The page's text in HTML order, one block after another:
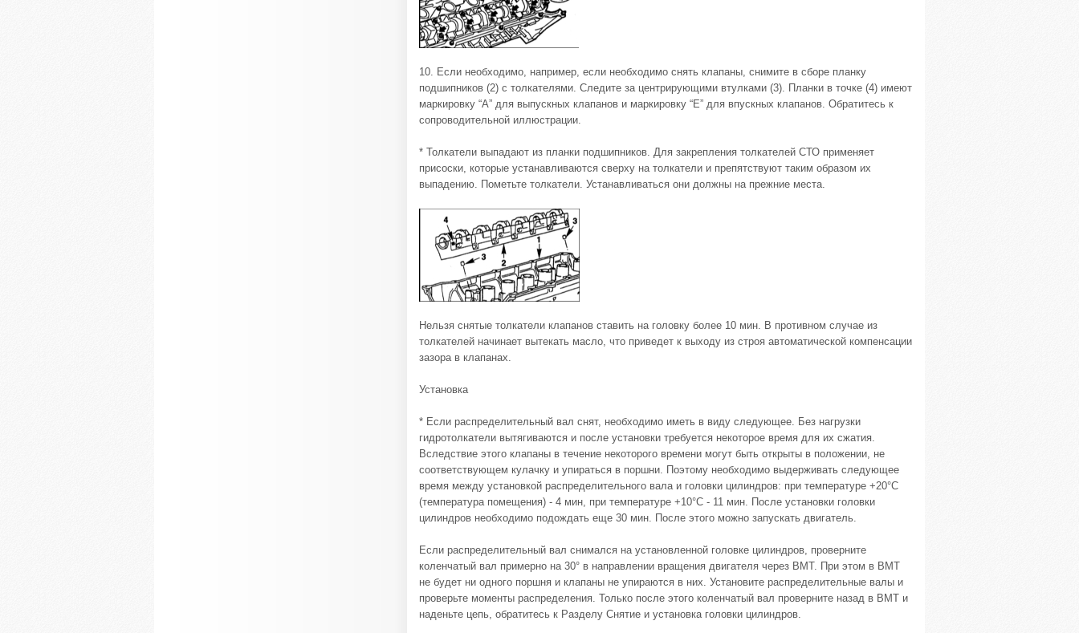
10. Если необходимо, например, если необходимо снять клапаны, снимите в сборе планку
подшипников (2) с толкателями. Следите за центрирующими втулками (3). Планки в точке (4) имеют
маркировку “А” для выпускных клапанов и маркировку “Е” для впускных клапанов. Обратитесь к
сопроводительной иллюстрации.
* Толкатели выпадают из планки подшипников. Для закрепления толкателей СТО применяет
присоски, которые устанавливаются сверху на толкатели и препятствуют таким образом их
выпадению. Пометьте толкатели. Устанавливаться они должны на прежние места.
Нельзя снятые толкатели клапанов ставить на головку более 10 мин. В противном случае из
толкателей начинает вытекать масло, что приведет к выходу из строя автоматической компенсации
зазора в клапанах.
Установка
* Если распределительный вал снят, необходимо иметь в виду следующее. Без нагрузки
гидротолкатели вытягиваются и после установки требуется некоторое время для их сжатия.
Вследствие этого клапаны в течение некоторого времени могут быть открыты в положении, не
соответствующем кулачку и упираться в поршни. Поэтому необходимо выдерживать следующее
время между установкой распределительного вала и головки цилиндров: при температуре +20°С
(температура помещения) - 4 мин, при температуре +10°С - 11 мин. После установки головки
цилиндров необходимо подождать еще 30 мин. После этого можно запускать двигатель.
Если распределительный вал снимался на установленной головке цилиндров, проверните
коленчатый вал примерно на 30° в направлении вращения двигателя через ВМТ. При этом в ВМТ
не будет ни одного поршня и клапаны не упираются в них. Установите распределительные валы и
проверьте моменты распределения. Только после этого коленчатый вал проверните назад в ВМТ и
наденьте цепь, обратитесь к Разделу Снятие и установка головки цилиндров.